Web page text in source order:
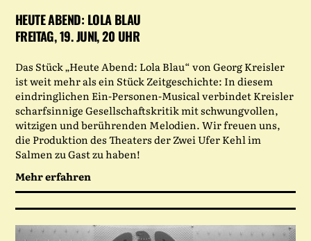
HEUTE ABEND: LOLA BLAU
FREITAG, 19. JUNI, 20 UHR
Das Stück „Heute Abend: Lola Blau“ von Georg Kreisler
ist weit mehr als ein Stück Zeitgeschichte: In diesem
eindringlichen Ein-Personen-Musical verbindet Kreisler
scharfsinnige Gesellschaftskritik mit schwungvollen,
witzigen und berührenden Melodien. Wir freuen uns,
die Produktion des Theaters der Zwei Ufer Kehl im
Salmen zu Gast zu haben!
Mehr erfahren